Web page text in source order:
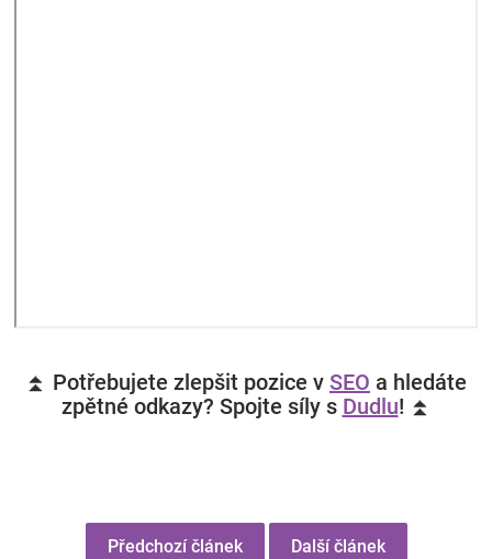
⏫ Potřebujete zlepšit pozice v SEO a hledáte
zpětné odkazy? Spojte síly s Dudlu! ⏫
Předchozí článek Další článek